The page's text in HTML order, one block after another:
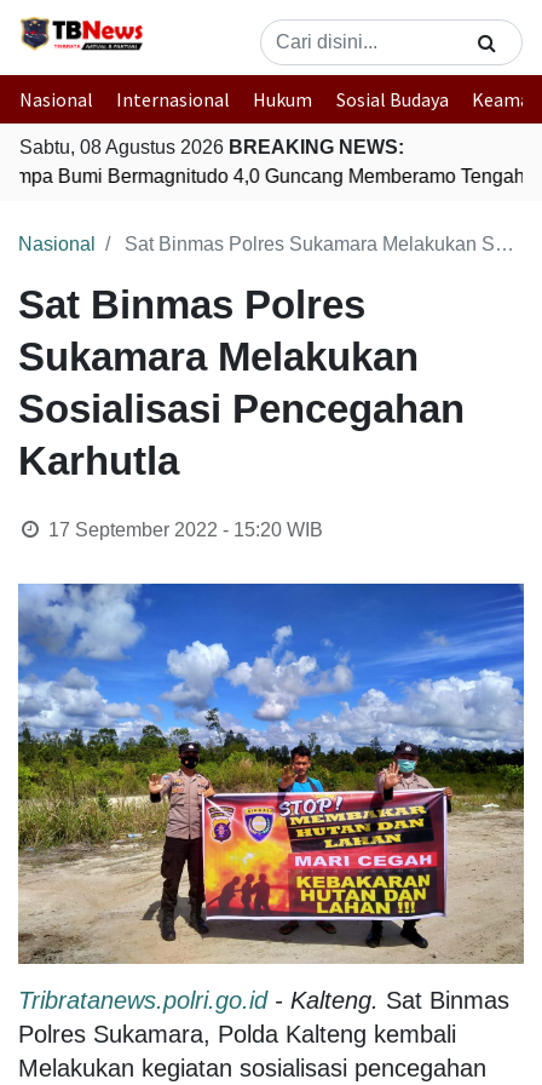
Nasional Internasional Hukum Sosial Budaya
Sabtu, 08 Agustus 2026 BREAKING NEWS:
Bumi Bermagnitudo 4,0 Guncang Memberamo Tengah,
Nasional Sat Binmas Polres Sukamara Melakukan Sosialisasi Pencegahan Karhutla
Sat Binmas Polres
Sukamara Melakukan
Sosialisasi Pencegahan
Karhutla
17 September 2022 - 15:20WIB
Tribratanews.polri.go.id- Kalteng. Sat Binmas
Polres Sukamara, Polda Kalteng kembali
Melakukan kegiatan sosialisasi pencegahan